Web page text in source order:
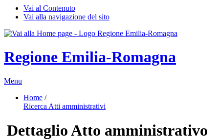
Vai al Contenuto
Vai alla navigazione del sito
Regione Emilia-Romagna
Menu
Home /
Ricerca Atti amministrativi
Dettaglio Atto amministrativo